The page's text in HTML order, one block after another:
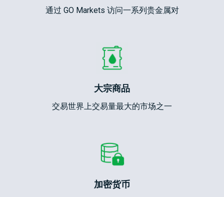
通过 GO Markets 访问一系列贵金属对
大宗商品
交易世界上交易量最大的市场之一
加密货币